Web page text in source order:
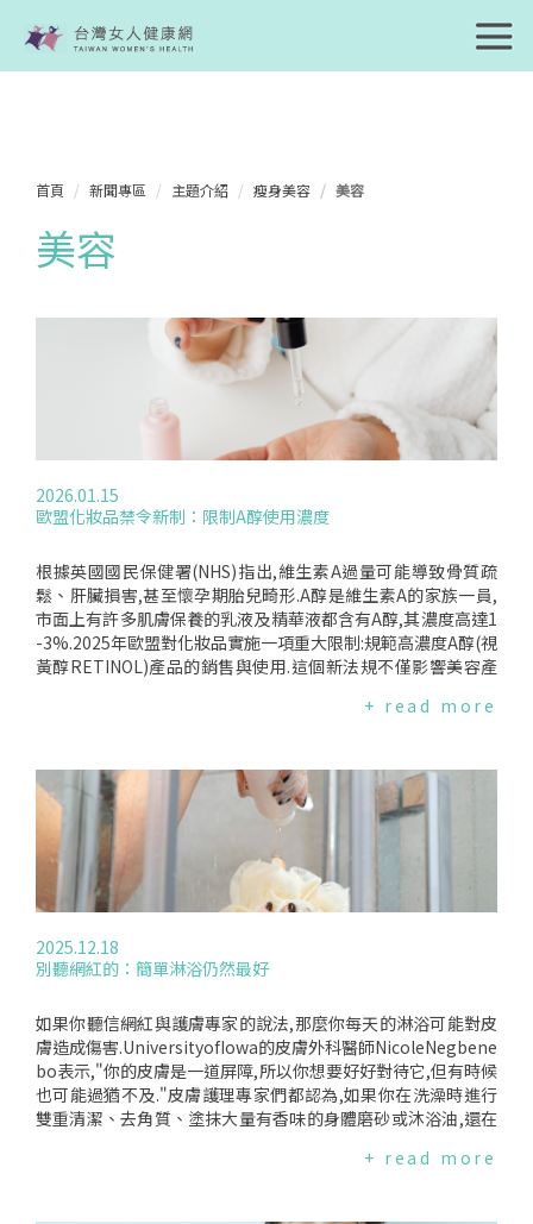
首頁 新聞專區 主題介紹 瘦身美容 美容
美容
2026.01.15
歐盟化妝品禁令新制：限制A醇使用濃度
根據英國國民保健署(NHS)指出,維生素A過量可能導致骨質疏
鬆、肝臟損害,甚至懷孕期胎兒畸形.A醇是維生素A的家族一員,
市面上有許多肌膚保養的乳液及精華液都含有A醇,其濃度高達1
-3%.2025年歐盟對化妝品實施一項重大限制:規範高濃度A醇(視
黃醇RETINOL)產品的銷售與使用.這個新法規不僅影響美容產
抗老明星成分被設限A醇作為高濃度維生素A衍生物,能加速細胞
沖洗或可沖洗產品:最高濃度0.3%*身體乳液:最高濃度0.05%任
何超標的新產品不得上市,現有產品則必須在2027年5月前全面
下架.這項規定源於歐盟消費者安全科學委員會(SCCS)的評估.專
家認為A醇在化妝品中安全,但若消費者同時透過食物、保健品
攝入大量維生素A,可能導致總量超過上限.為避免風險,新規要求
所有含A醇產品標示:"含維生素A,使用前請考慮每日攝取總
潛在風險的成分,先行限制或禁用；相較之下,美國FDA採"觀
望"態度,通常要等到問題出現才採取行動.台灣呢？在台灣,衛生
16年10月1日生效.其中針對A醇(Retinol)跟進歐盟,限制用於身
體產品添加量不得高於0.05%,其他產品則為0.3%,同時應刊
載"本產品含有維生素A.使用前請考慮每日使用總量."然,目前市
面上仍不乏標榜高效能,濃度高達3%的A醇產品,這些產品將按
規定,於116年9月30日以前製造或輸入,得於原標示之保存期限
國人的健康風險,而讓不合格的產品繼續進口且賣完,讓國人使
+ read more
2025.12.18
別聽網紅的：簡單淋浴仍然最好
如果你聽信網紅與護膚專家的說法,那麼你每天的淋浴可能對皮
膚造成傷害.UniversityofIowa的皮膚外科醫師NicoleNegbene
bo表示,"你的皮膚是一道屏障,所以你想要好好對待它,但有時候
也可能過猶不及."皮膚護理專家們都認為,如果你在洗澡時進行
雙重清潔、去角質、塗抹大量有香味的身體磨砂或沐浴油,還在
水、低過敏性的清潔產品洗澡(最好是無香料的),之後再塗抹乳
+ read more